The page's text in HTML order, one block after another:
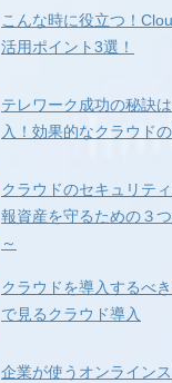
こんな時に役立つ！
活用ポイント3選！
テレワーク成功の秘訣
入！効果的なクラウド
クラウドのセキュリテ
報資産を守るための３
～
クラウドを導入するべ
で見るクラウド導入
企業が使うオンライン